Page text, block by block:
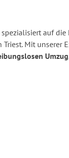
auf
Mit unserer
Umzug